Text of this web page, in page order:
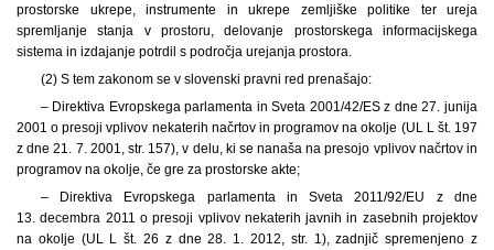
prostorske ukrepe, instrumente in ukrepe zemljiške politike ter ureja
spremljanje stanja v prostoru, delovanje prostorskega informacijskega
sistema in izdajanje potrdil s področja urejanja prostora.
(2) S tem zakonom se v slovenski pravni red prenašajo:
– Direktiva Evropskega parlamenta in Sveta 2001/42/ES z dne 27. junija
2001 o presoji vplivov nekaterih načrtov in programov na okolje (UL L št. 197
z dne 21. 7. 2001, str. 157), v delu, ki se nanaša na presojo vplivov načrtov in
programov na okolje, če gre za prostorske akte;
– Direktiva Evropskega parlamenta in Sveta 2011/92/EU z dne
13. decembra 2011 o presoji vplivov nekaterih javnih in zasebnih projektov
na okolje (UL L št. 26 z dne 28. 1. 2012, str. 1), zadnjič spremenjeno z